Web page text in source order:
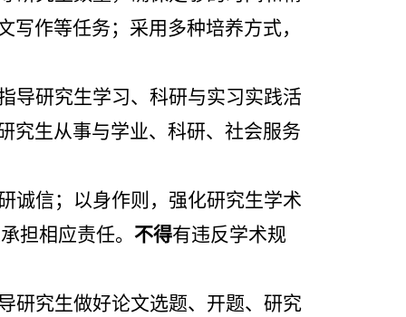
作等任务；采用多种培养方式，
导研究生学习、科研与实习实践活
究生从事与学业、科研、社会服务
诚信；以身作则，强化研究生学术
担相应责任。 不得有违反学术规
研究生做好论文选题、开题、研究